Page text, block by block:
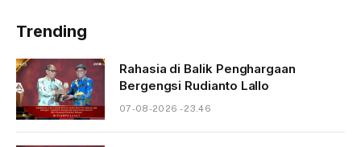
Trending
Rahasia di Balik Penghargaan
Bergengsi Rudianto Lallo
07-08-2026 - 23.46